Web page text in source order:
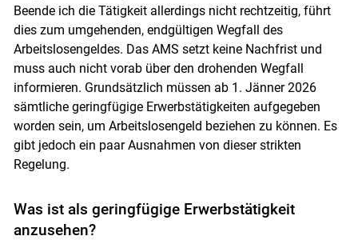
Skip to main content
Beende ich die Tätigkeit allerdings nicht rechtzeitig, führt
dies zum umgehenden, endgültigen Wegfall des
Arbeitslosengeldes. Das AMS setzt keine Nachfrist und
muss auch nicht vorab über den drohenden Wegfall
informieren. Grundsätzlich müssen ab 1. Jänner 2026
sämtliche geringfügige Erwerbstätigkeiten aufgegeben
worden sein, um Arbeitslosengeld beziehen zu können. Es
gibt jedoch ein paar Ausnahmen von dieser strikten
Regelung.
Was ist als geringfügige Erwerbstätigkeit
anzusehen?